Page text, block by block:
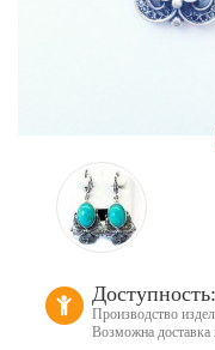
Производство
Возможна доставка